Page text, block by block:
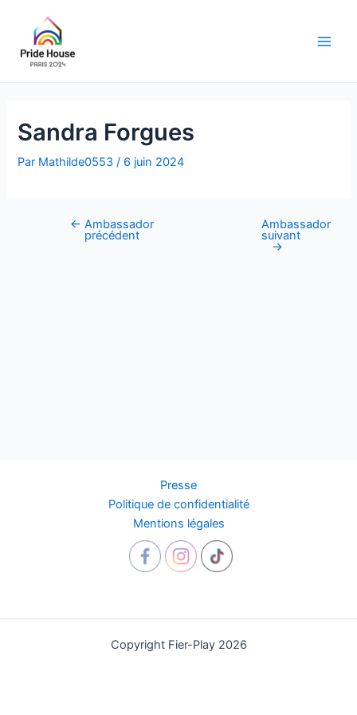
contenu
Sandra Forgues
Par Mathilde0553/ 6 juin 2024
Navigation
← Ambassador
précédent
Ambassador
suivant
→
Presse
Politique de confidentialité
Mentions légales
Copyright Fier-Play 2026